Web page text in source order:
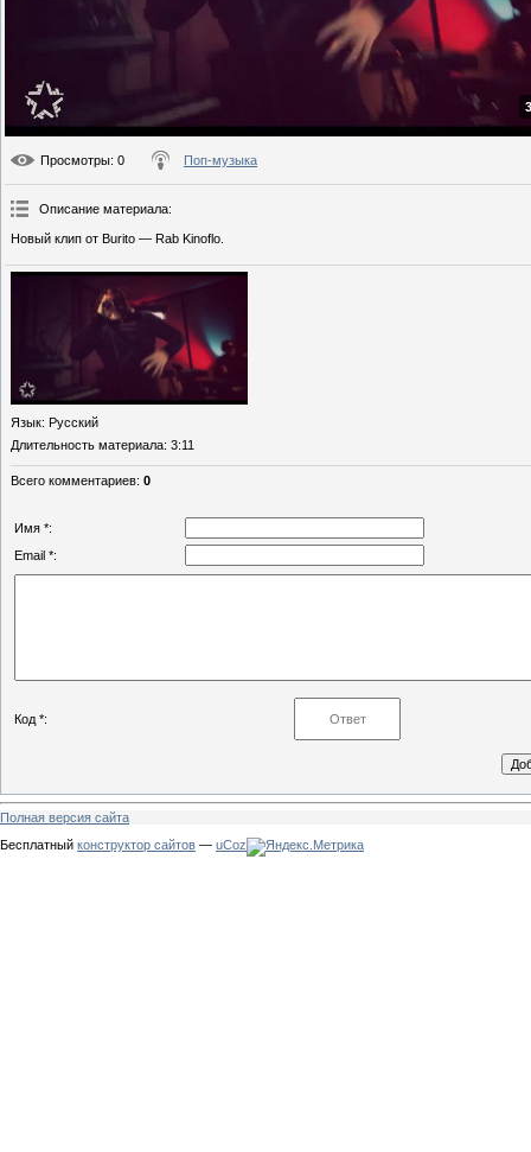
Просмотры: 0 Поп-музыка
Описание материала:
Новый клип от Burito — Rab Kinoflo.
Язык: Русский
Длительность материала: 3:11
Всего комментариев: 0
Имя *:
Email *:
Код *:
Полная версия сайта
Бесплатный конструктор сайтов — uCoz